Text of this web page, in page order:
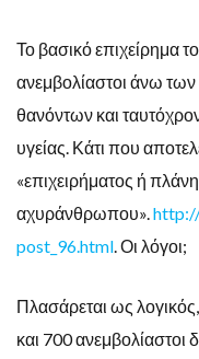
Το βασικό επιχείρημα
ανεμβολίαστοι άνω των
θανόντων και
υγείας. Κάτι που
«επιχειρήματος ή
αχυράνθρωπου».
post_96.html. Οι λόγοι;
Πλασάρεται ως
και 700